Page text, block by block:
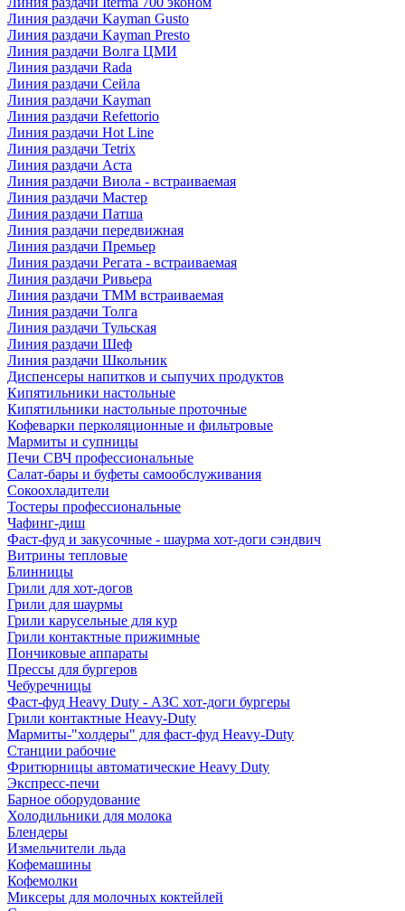
Линия раздачи Kayman Gusto
Линия раздачи Kayman Presto
Линия раздачи Волга ЦМИ
Линия раздачи Rada
Линия раздачи Сейла
Линия раздачи Kayman
Линия раздачи Refettorio
Линия раздачи Hot Line
Линия раздачи Tetrix
Линия раздачи Аста
Линия раздачи Виола - встраиваемая
Линия раздачи Мастер
Линия раздачи Патша
Линия раздачи передвижная
Линия раздачи Премьер
Линия раздачи Регата - встраиваемая
Линия раздачи Ривьера
Линия раздачи ТММ встраиваемая
Линия раздачи Толга
Линия раздачи Тульская
Линия раздачи Шеф
Линия раздачи Школьник
Диспенсеры напитков и сыпучих продуктов
Кипятильники настольные
Кипятильники настольные проточные
Кофеварки перколяционные и фильтровые
Мармиты и супницы
Печи СВЧ профессиональные
Салат-бары и буфеты самообслуживания
Сокоохладители
Тостеры профессиональные
Чафинг-диш
Фаст-фуд и закусочные - шаурма хот-доги сэндвич
Витрины тепловые
Блинницы
Грили для хот-догов
Грили для шаурмы
Грили карусельные для кур
Грили контактные прижимные
Пончиковые аппараты
Прессы для бургеров
Чебуречницы
Фаст-фуд Heavy Duty - АЗС хот-доги бургеры
Грили контактные Heavy-Duty
Мармиты-"холдеры" для фаст-фуд Heavy-Duty
Станции рабочие
Фритюрницы автоматические Heavy Duty
Экспресс-печи
Барное оборудование
Холодильники для молока
Блендеры
Измельчители льда
Кофемашины
Кофемолки
Миксеры для молочных коктейлей